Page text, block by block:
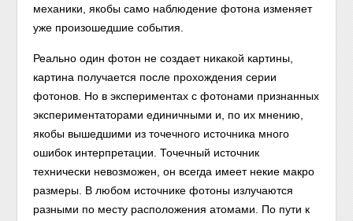
механики, якобы само наблюдение фотона изменяет
уже произошедшие события.
Реально один фотон не создает никакой картины,
картина получается после прохождения серии
фотонов. Но в экспериментах с фотонами признанных
экспериментаторами единичными и, по их мнению,
якобы вышедшими из точечного источника много
ошибок интерпретации. Точечный источник
технически невозможен, он всегда имеет некие макро
размеры. В любом источнике фотоны излучаются
разными по месту расположения атомами. По пути к